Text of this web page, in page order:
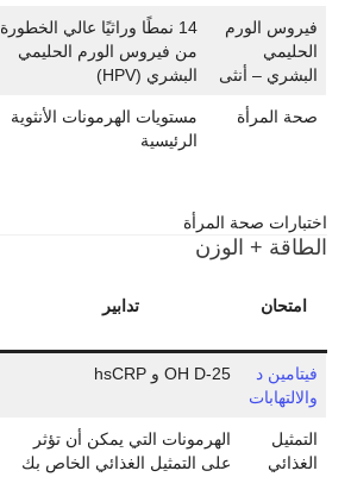
فيروس الورم
الحليمي
البشري – أنثى
14 نمطًا وراثيًا عالي الخطورة
من فيروس الورم الحليمي
البشري (HPV)
صحة المرأة
مستويات الهرمونات الأنثوية
الرئيسية
اختبارات صحة المرأة
الطاقة + الوزن
امتحان تدابير
فيتامين د
والالتهابات
25-OH D و hsCRP
التمثيل
الغذائي
الهرمونات التي يمكن أن تؤثر
على التمثيل الغذائي الخاص بك